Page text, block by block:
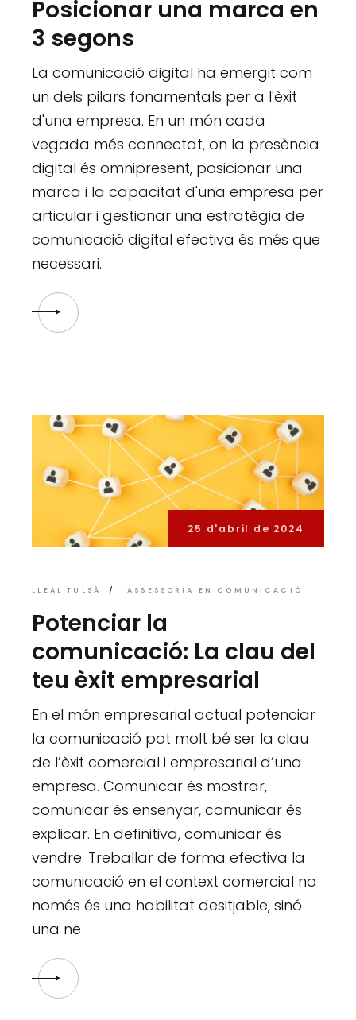
Posicionar una marca en
3 segons
La comunicació digital ha emergit com
un dels pilars fonamentals per a l'èxit
d'una empresa. En un món cada
vegada més connectat, on la presència
digital és omnipresent, posicionar una
marca i la capacitat d'una empresa per
articular i gestionar una estratègia de
comunicació digital efectiva és més que
necessari.
25 d'abril de 2024
LLEAL TULSÀ ASSESSORIA EN COMUNICACIÓ
Potenciar la
comunicació: La clau del
teu èxit empresarial
En el món empresarial actual potenciar
la comunicació pot molt bé ser la clau
de l’èxit comercial i empresarial d’una
empresa. Comunicar és mostrar,
comunicar és ensenyar, comunicar és
explicar. En definitiva, comunicar és
vendre. Treballar de forma efectiva la
comunicació en el context comercial no
només és una habilitat desitjable, sinó
una ne